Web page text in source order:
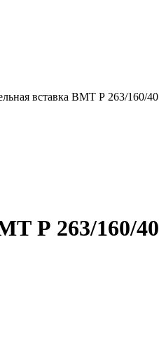
вставка ВМТ Р 263/160/40
Р 263/160/40